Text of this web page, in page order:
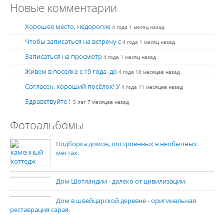
Новые комментарии
Хорошее место, недорогие 4 года 1 месяц назад
Чтобы записаться на встречу с 4 года 1 месяц назад
Записаться на просмотр 4 года 1 месяц назад
Живем в поселке с 19 года, до 4 года 10 месяцев назад
Согласен, хороший посёлок! У 4 года 11 месяцев назад
Здравствуйте ! 5 лет 7 месяцев назад
Фотоальбомы
Подборка домов, построенных в необычных
местах.
Дом Шотландии - далеко от цивилизации.
Дом в швейцарской деревне - оригинальная
реставрация сарая.